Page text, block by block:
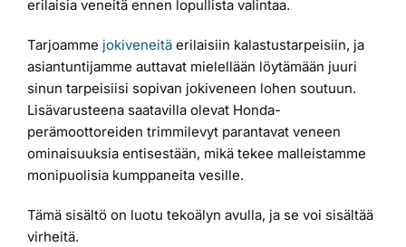
erilaisia veneitä ennen lopullista valintaa.
Tarjoamme jokiveneitä erilaisiin kalastustarpeisiin, ja
asiantuntijamme auttavat mielellään löytämään juuri
sinun tarpeisiisi sopivan jokiveneen lohen soutuun.
Lisävarusteena saatavilla olevat Honda-
perämoottoreiden trimmilevyt parantavat veneen
ominaisuuksia entisestään, mikä tekee malleistamme
monipuolisia kumppaneita vesille.
Tämä sisältö on luotu tekoälyn avulla, ja se voi sisältää
virheitä.